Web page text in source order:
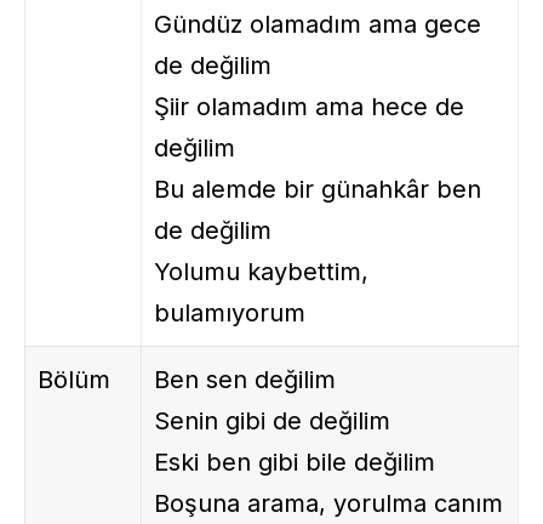
Gündüz olamadım ama gece
de değilim
Şiir olamadım ama hece de
değilim
Bu alemde bir günahkâr ben
de değilim
Yolumu kaybettim,
bulamıyorum
Bölüm
Ben sen değilim
Senin gibi de değilim
Eski ben gibi bile değilim
Boşuna arama, yorulma canım